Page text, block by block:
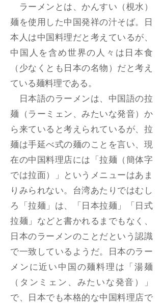
ラーメンとは、かんすい（梘水）
麺を使用した中国発祥の汁そば。日
本人は中国料理だと考えているが、
中国人を含め世界の人々は日本食
（少なくとも日本の名物）だと考え
ている麺料理である。
日本語のラーメンは、中国語の拉
麺（ラーミェン、みたいな発音）か
ら来ていると考えられているが、拉
麺は手延べ式の麺のことを言い、現
在の中国料理店には「拉麺（簡体字
では拉面）」というメニューはあま
りみられない。台湾あたりではむし
ろ「拉麺」は、「日本拉麺」「日式
拉麺」などと書かれるまでもなく、
日本のラーメンのことだという認識
で一致しているようだ。日本のラー
メンに近い中国の麺料理は「湯麺
（タンミェン、みたいな発音）」
で、日本でも本格的な中国料理店で